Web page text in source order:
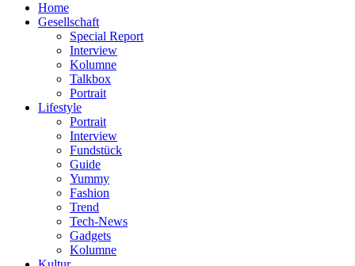
Home
Gesellschaft
Special Report
Interview
Kolumne
Talkbox
Portrait
Lifestyle
Portrait
Interview
Fundstück
Guide
Yummy
Fashion
Trend
Tech-News
Gadgets
Kolumne